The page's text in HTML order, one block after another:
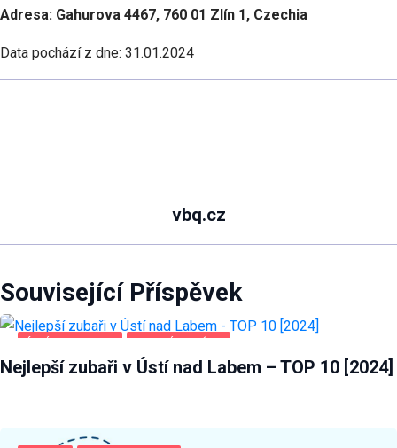
Adresa: Gahurova 4467, 760 01 Zlín 1, Czechia
Data pochází z dne: 31.01.2024
vbq.cz
Související Příspěvek
ÚSTÍ NAD LABEM ZDRAVÍ A KRÁSA
Nejlepší zubaři v Ústí nad Labem – TOP 10 [2024]